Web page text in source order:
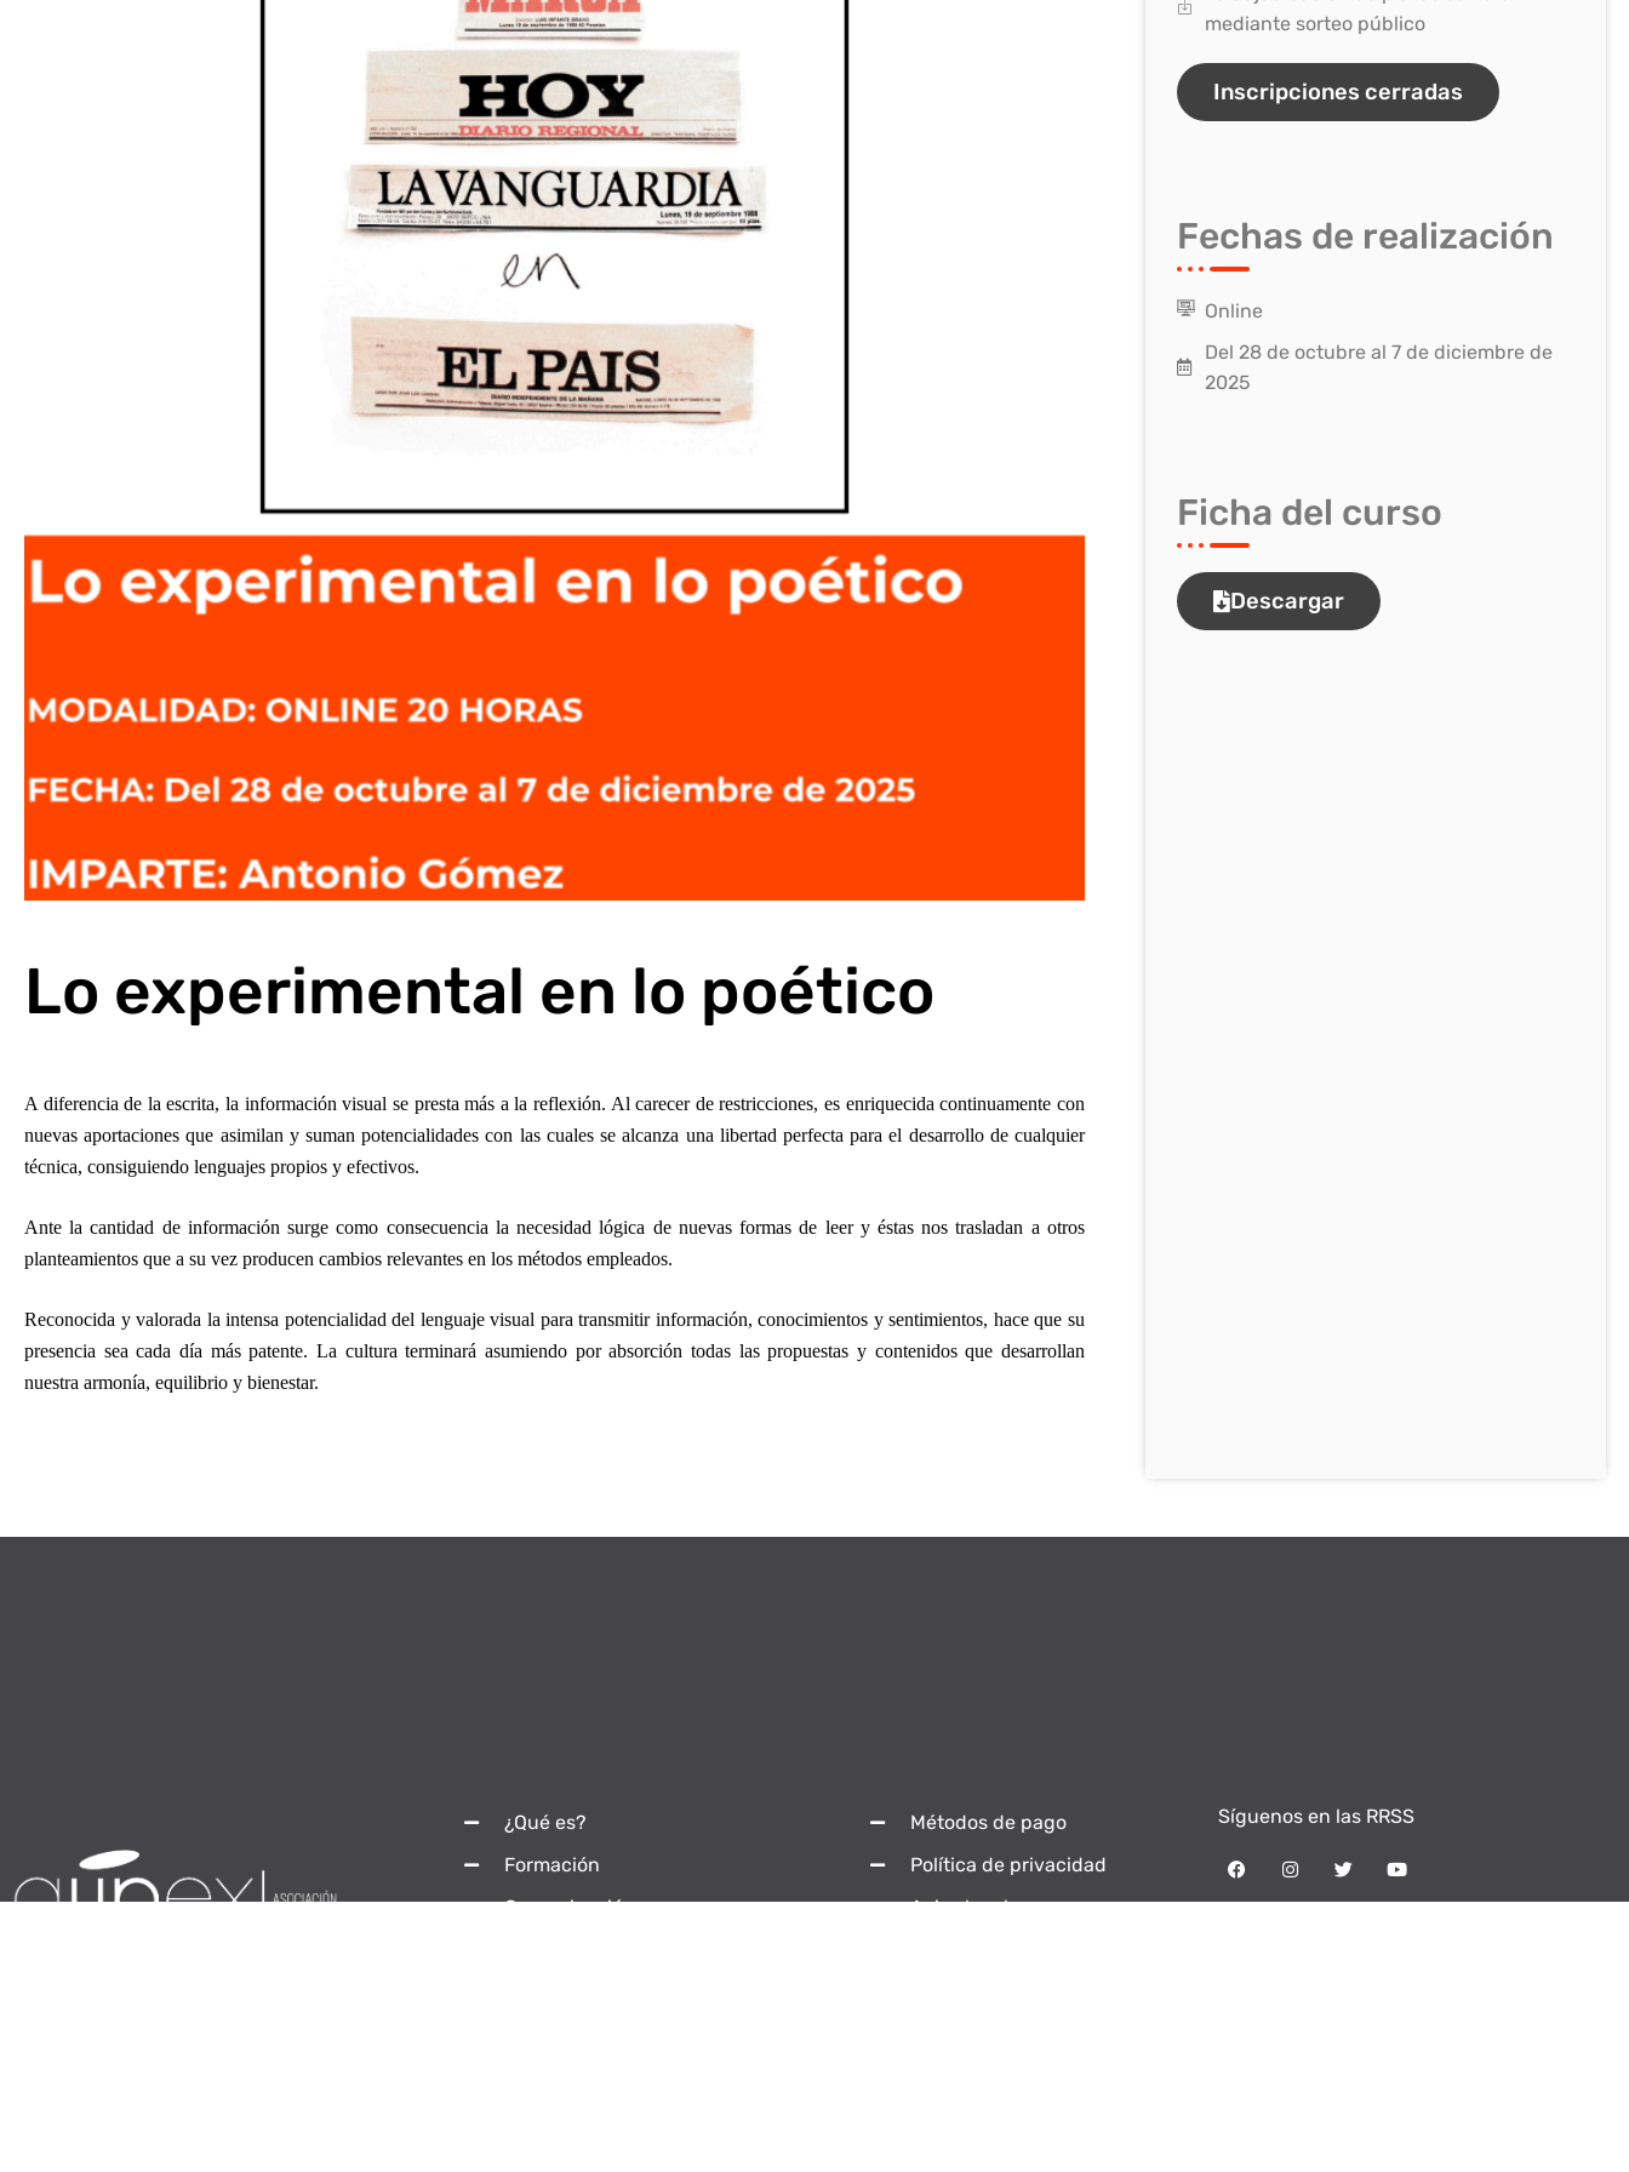
Lo experimental en lo poético
A diferencia de la escrita, la información visual se presta más a la reflexión. Al carecer de restricciones, es enriquecida continuamente con
nuevas aportaciones que asimilan y suman potencialidades con las cuales se alcanza una libertad perfecta para el desarrollo de cualquier
técnica, consiguiendo lenguajes propios y efectivos.
Ante la cantidad de información surge como consecuencia la necesidad lógica de nuevas formas de leer y éstas nos trasladan a otros
planteamientos que a su vez producen cambios relevantes en los métodos empleados.
Reconocida y valorada la intensa potencialidad del lenguaje visual para transmitir información, conocimientos y sentimientos, hace que su
presencia sea cada día más patente. La cultura terminará asumiendo por absorción todas las propuestas y contenidos que desarrollan
nuestra armonía, equilibrio y bienestar.
mediante sorteo público
Inscripciones cerradas
Fechas de realización
Online
Del 28 de octubre al 7 de diciembre de
2025
Ficha del curso
Descargar
¿Qué es?
Formación
Comunicación
Métodos de pago
Política de privacidad
Aviso legal
Síguenos en las RRSS